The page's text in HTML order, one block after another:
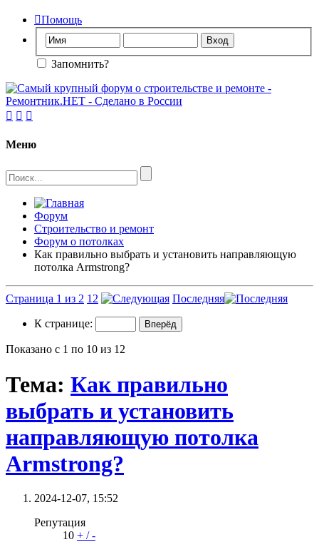
Помощь
Запомнить?
  
Меню
Форум
Строительство и ремонт
Форум о потолках
Как правильно выбрать и установить направляющую
потолка Armstrong?
Страница 1 из 2 1 2 Последняя
К странице:
Показано с 1 по 10 из 12
Тема: Как правильно
выбрать и установить
направляющую потолка
Armstrong?
2024-12-07, 15:52
Репутация
10 + /-